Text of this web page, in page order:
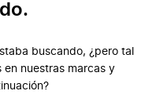
buscando, ¿pero tal
nuestras marcas y